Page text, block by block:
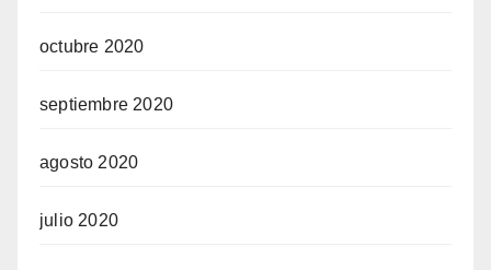
octubre 2020
septiembre 2020
agosto 2020
julio 2020